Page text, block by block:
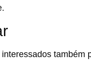
também